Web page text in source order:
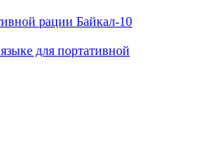
рации Байкал-10
для портативной